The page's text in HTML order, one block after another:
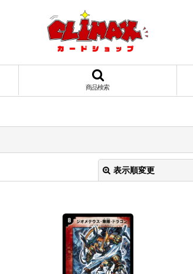
商品検索
表示順変更
絞り込む